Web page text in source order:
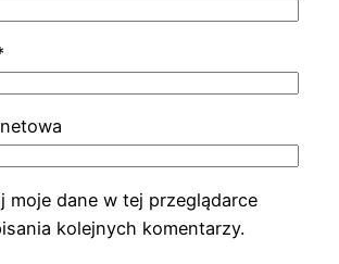
moje dane w tej przeglądarce
kolejnych komentarzy.